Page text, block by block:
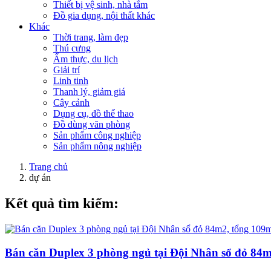
Thiết bị vệ sinh, nhà tắm
Đồ gia dụng, nội thất khác
Khác
Thời trang, làm đẹp
Thú cưng
Ẩm thực, du lịch
Giải trí
Linh tinh
Thanh lý, giảm giá
Cây cảnh
Dụng cụ, đồ thể thao
Đồ dùng văn phòng
Sản phẩm công nghiệp
Sản phẩm nông nghiệp
Trang chủ
dự án
Kết quả tìm kiếm:
Bán căn Duplex 3 phòng ngủ tại Đội Nhân sổ đỏ